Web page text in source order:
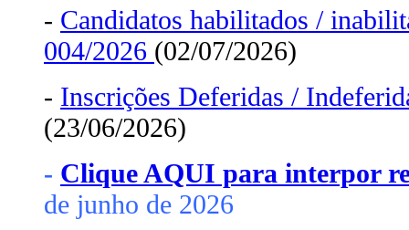
- Candidatos habilitados /
004/2026 (02/07/2026)
- Inscrições Deferidas /
(23/06/2026)
- Clique AQUI para interpor
de junho de 2026